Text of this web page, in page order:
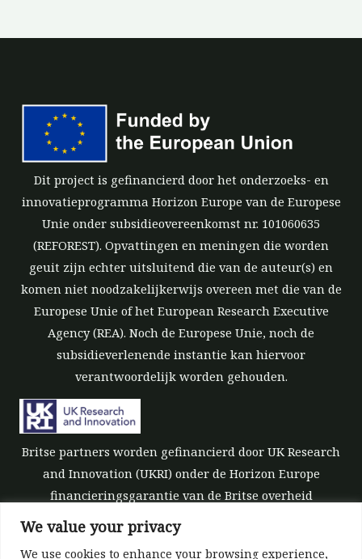
We value your privacy
We use cookies to enhance your browsing experience,
Dit project is gefinancierd door het onderzoeks- en
innovatieprogramma Horizon Europe van de Europese
Unie onder subsidieovereenkomst nr. 101060635
(REFOREST). Opvattingen en meningen die worden
geuit zijn echter uitsluitend die van de auteur(s) en
komen niet noodzakelijkerwijs overeen met die van de
Europese Unie of het European Research Executive
Agency (REA). Noch de Europese Unie, noch de
subsidieverlenende instantie kan hiervoor
verantwoordelijk worden gehouden.
Britse partners worden gefinancierd door UK Research
and Innovation (UKRI) onder de Horizon Europe
financieringsgarantie van de Britse overheid
[subsidienummer 10039700].